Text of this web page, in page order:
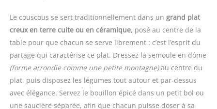
pression pour cuire vos
plats jusqu'à 5 fois plus
vite et économiser
jusqu'à 80% d'énergie
(par rapport à un mode
de cuisson classique)
REPARABLE 15 ANS AU
JUSTE PRIX : Engagement
de réparabilité 15 ans au
juste prix grâce à notre
gaz, grâce à la fonction
cuisson sous pression
qui préserve les
nutriments tout en
del'énergie. ADAPTE A
VOS BESOINS:
température et temps de
cuisson réglables pour
Le couscous se sert traditionnellement dans un grand plat
creux en terre cuite ou en céramique, posé au centre de la
table pour que chacun se serve librement : c’est l’esprit du
partage qui caractérise ce plat. Dressez la semoule en dôme
(forme arrondie comme une petite montagne)au centre du
plat, puis disposez les légumes tout autour et par-dessus
avec élégance. Servez le bouillon épicé dans un petit bol ou
une saucière séparée, afin que chacun puisse doser à sa